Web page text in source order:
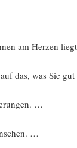
am Herzen
das, was Sie
…
…